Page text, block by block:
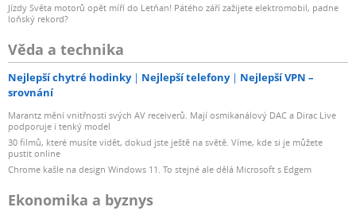
Jízdy Světa motorů opět míří do Letňan! Pátého září zažijete elektromobil, padne
loňský rekord?
Věda a technika
Nejlepší chytré hodinky Nejlepší telefony
Nejlepší VPN –
srovnání
Marantz mění vnitřnosti svých AV receiverů. Mají osmikanálový DAC a Dirac Live
podporuje i tenký model
30 filmů, které musíte vidět, dokud jste ještě na světě. Víme, kde si je můžete
pustit online
Chrome kašle na design Windows 11. To stejné ale dělá Microsoft s Edgem
Ekonomika a byznys